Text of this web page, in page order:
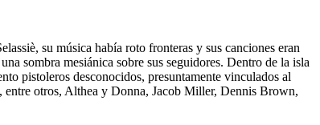
su música había roto fronteras y sus canciones eran
sombra mesiánica sobre sus seguidores. Dentro de la isla
pistoleros desconocidos, presuntamente vinculados al
entre otros, Althea y Donna, Jacob Miller, Dennis Brown,